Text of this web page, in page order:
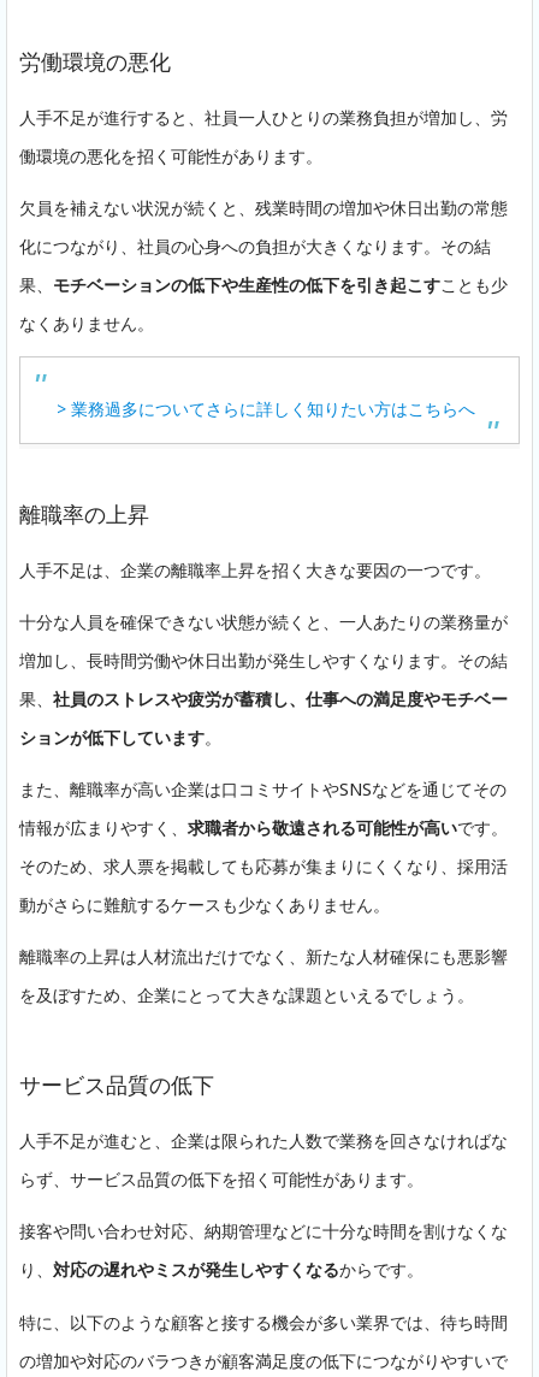
労働環境の悪化
人手不足が進行すると、社員一人ひとりの業務負担が増加し、労
働環境の悪化を招く可能性があります。
欠員を補えない状況が続くと、残業時間の増加や休日出勤の常態
化につながり、社員の心身への負担が大きくなります。その結
果、 モチベーションの低下や生産性の低下を引き起こすことも少
なくありません。
> 業務過多についてさらに詳しく知りたい方はこちらへ
離職率の上昇
人手不足は、企業の離職率上昇を招く大きな要因の一つです。
十分な人員を確保できない状態が続くと、一人あたりの業務量が
増加し、長時間労働や休日出勤が発生しやすくなります。その結
果、 社員のストレスや疲労が蓄積し、仕事への満足度やモチベー
ションが低下しています。
また、離職率が高い企業は口コミサイトやSNSなどを通じてその
情報が広まりやすく、 求職者から敬遠される可能性が高いです。
そのため、求人票を掲載しても応募が集まりにくくなり、採用活
動がさらに難航するケースも少なくありません。
離職率の上昇は人材流出だけでなく、新たな人材確保にも悪影響
を及ぼすため、企業にとって大きな課題といえるでしょう。
サービス品質の低下
人手不足が進むと、企業は限られた人数で業務を回さなければな
らず、サービス品質の低下を招く可能性があります。
接客や問い合わせ対応、納期管理などに十分な時間を割けなくな
り、 対応の遅れやミスが発生しやすくなるからです。
特に、以下のような顧客と接する機会が多い業界では、待ち時間
の増加や対応のバラつきが顧客満足度の低下につながりやすいで